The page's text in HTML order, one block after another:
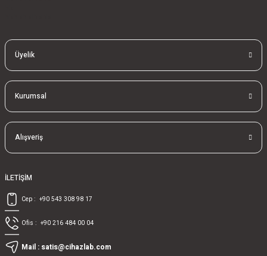
Üyelik
Kurumsal
Alışveriş
İLETİŞİM
Cep : +90 543 308 98 17
Ofis : +90 216 484 00 04
Mail : satis@cihazlab.com